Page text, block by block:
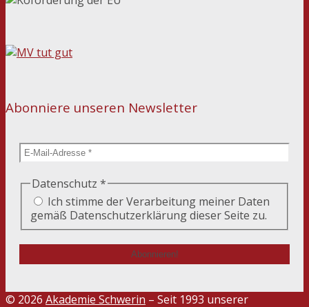
Abonniere unseren Newsletter
Datenschutz *
Ich stimme der Verarbeitung meiner Daten
gemäß Datenschutzerklärung dieser Seite zu.
© 2026 Akademie Schwerin – Seit 1993 unserer